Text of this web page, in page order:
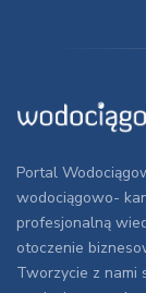
Portal
wodociągowo-
profesjonalną
otoczenie
Tworzycie z nami